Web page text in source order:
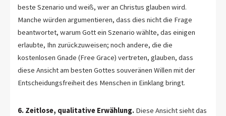
beste Szenario und weiß, wer an Christus glauben wird.
Manche würden argumentieren, dass dies nicht die Frage
beantwortet, warum Gott ein Szenario wählte, das einigen
erlaubte, Ihn zurückzuweisen; noch andere, die die
kostenlosen Gnade (Free Grace) vertreten, glauben, dass
diese Ansicht am besten Gottes souveränen Willen mit der
Entscheidungsfreiheit des Menschen in Einklang bringt.
6. Zeitlose, qualitative Erwählung. Diese Ansicht sieht das